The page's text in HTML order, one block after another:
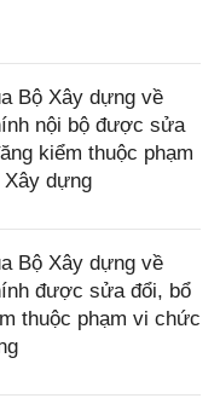
Bộ Xây dựng về
nội bộ được sửa
kiểm thuộc phạm
dựng
Bộ Xây dựng về
được sửa đổi, bổ
thuộc phạm vi chức